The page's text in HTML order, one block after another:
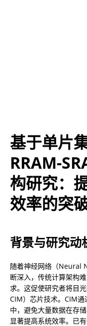
基于单片
RRAM-
构研究：
效率的突
背景与研究动
随着神经网络（Neural
断深入，传统计算架构
求。这促使研究者将目
CIM）芯片技术。CIM
中，避免大量数据在存
显著提高系统效率。已